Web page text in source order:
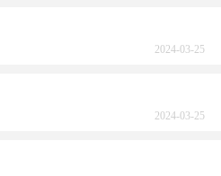
2024-03-25
2024-03-25